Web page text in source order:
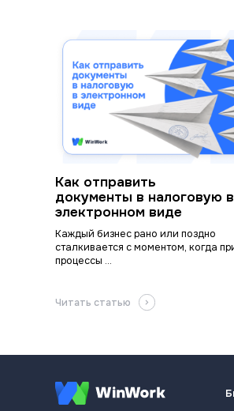
Как отправить
документы в налоговую в
электронном виде
Каждый бизнес рано или поздно
сталкивается с моментом, когда
процессы ...
Читать статью